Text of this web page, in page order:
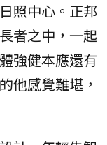
照中心。正邦
者之中，一起
強健本應還有
他感覺難堪，